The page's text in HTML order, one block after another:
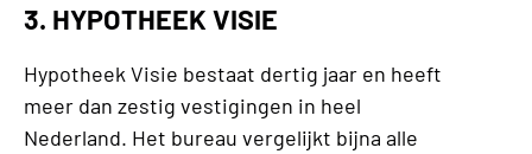
3. HYPOTHEEK VISIE
Hypotheek Visie bestaat dertig jaar en heeft
meer dan zestig vestigingen in heel
Nederland. Het bureau vergelijkt bijna alle